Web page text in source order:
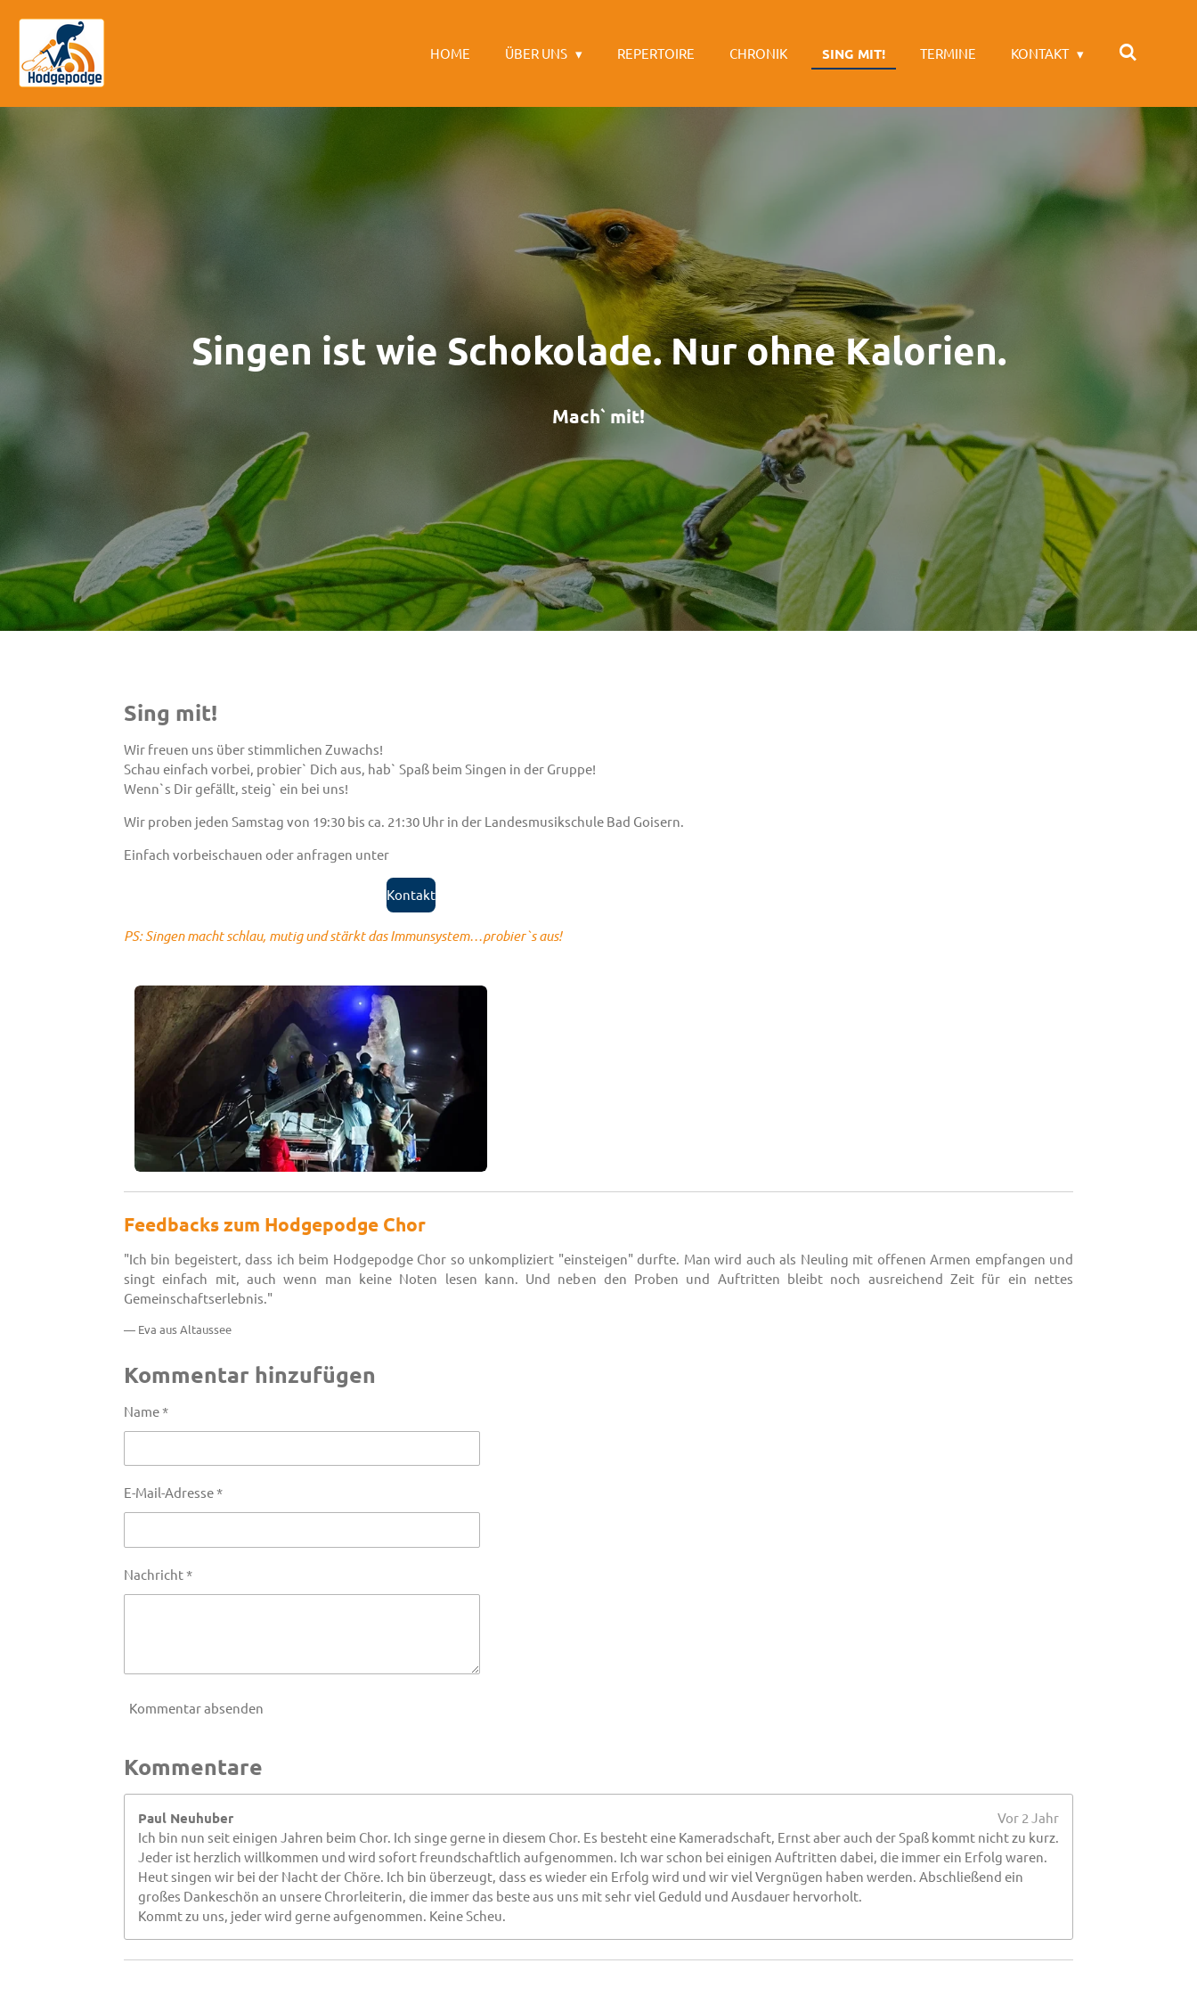
Zum
Hauptinhalt
springen
HOME ÜBER UNS REPERTOIRE CHRONIK SING MIT! TERMINE KONTAKT
Singen ist wie Schokolade. Nur ohne Kalorien.
Mach` mit!
Sing mit!
Wir freuen uns über stimmlichen Zuwachs!
Schau einfach vorbei, probier` Dich aus, hab` Spaß beim Singen in der Gruppe!
Wenn`s Dir gefällt, steig` ein bei uns!
Wir proben jeden Samstag von 19:30 bis ca. 21:30 Uhr in der Landesmusikschule Bad Goisern.
Einfach vorbeischauen oder anfragen unter
Kontakt
PS: Singen macht schlau, mutig und stärkt das Immunsystem…probier`s aus!
Feedbacks zum Hodgepodge Chor
"Ich bin begeistert, dass ich beim Hodgepodge Chor so unkompliziert "einsteigen" durfte. Man wird auch als Neuling mit offenen Armen empfangen und
singt einfach mit, auch wenn man keine Noten lesen kann. Und neben den Proben und Auftritten bleibt noch ausreichend Zeit für ein nettes
Gemeinschaftserlebnis."
— Eva aus Altaussee
Kommentar hinzufügen
Name *
E-Mail-Adresse *
Nachricht *
Kommentar absenden
Kommentare
Paul Neuhuber
Vor 2 Jahr
Ich bin nun seit einigen Jahren beim Chor. Ich singe gerne in diesem Chor. Es besteht eine Kameradschaft, Ernst aber auch der Spaß kommt nicht zu kurz.
Jeder ist herzlich willkommen und wird sofort freundschaftlich aufgenommen. Ich war schon bei einigen Auftritten dabei, die immer ein Erfolg waren.
Heut singen wir bei der Nacht der Chöre. Ich bin überzeugt, dass es wieder ein Erfolg wird und wir viel Vergnügen haben werden. Abschließend ein
großes Dankeschön an unsere Chrorleiterin, die immer das beste aus uns mit sehr viel Geduld und Ausdauer hervorholt.
Kommt zu uns, jeder wird gerne aufgenommen. Keine Scheu.